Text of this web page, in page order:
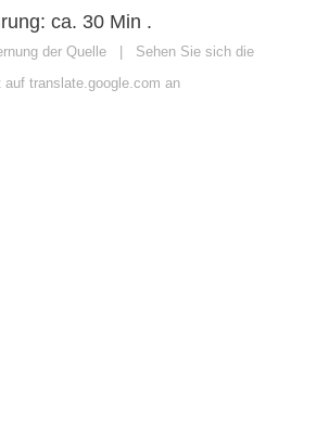
ca. 30 Min .
der Quelle
Sehen Sie sich die
auf translate.google.com an